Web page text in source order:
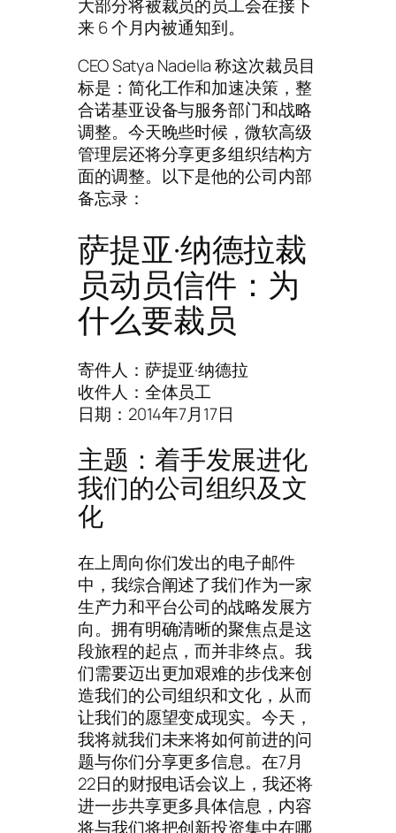
大部分将被裁员的员工会在接下
来 6 个月内被通知到。
CEO Satya Nadella 称这次裁员目
标是：简化工作和加速决策，整
合诺基亚设备与服务部门和战略
调整。今天晚些时候，微软高级
管理层还将分享更多组织结构方
面的调整。以下是他的公司内部
备忘录：
萨提亚·纳德拉裁
员动员信件：为
什么要裁员
寄件人：萨提亚·纳德拉
收件人：全体员工
日期：2014年7月17日
主题：着手发展进化
我们的公司组织及文
化
在上周向你们发出的电子邮件
中，我综合阐述了我们作为一家
生产力和平台公司的战略发展方
向。拥有明确清晰的聚焦点是这
段旅程的起点，而并非终点。我
们需要迈出更加艰难的步伐来创
造我们的公司组织和文化，从而
让我们的愿望变成现实。今天，
我将就我们未来将如何前进的问
题与你们分享更多信息。在7月
22日的财报电话会议上，我还将
进一步共享更多具体信息，内容
将与我们将把创新投资集中在哪